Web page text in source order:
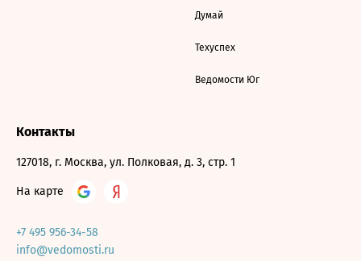
Думай
Техуспех
Ведомости Юг
Контакты
127018, г. Москва, ул. Полковая, д. 3, стр. 1
На карте
+7 495 956-34-58
info@vedomosti.ru